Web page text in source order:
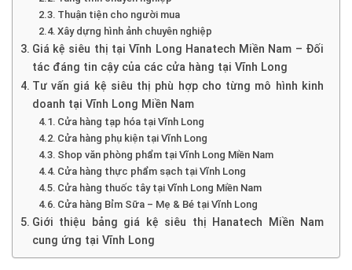
Thuận tiện cho người mua
Xây dựng hình ảnh chuyên nghiệp
Giá kệ siêu thị tại Vĩnh Long Hanatech Miền Nam – Đối
tác đáng tin cậy của các cửa hàng tại Vĩnh Long
Tư vấn giá kệ siêu thị phù hợp cho từng mô hình kinh
doanh tại Vĩnh Long Miền Nam
Cửa hàng tạp hóa tại Vĩnh Long
Cửa hàng phụ kiện tại Vĩnh Long
Shop văn phòng phẩm tại Vĩnh Long Miền Nam
Cửa hàng thực phẩm sạch tại Vĩnh Long
Cửa hàng thuốc tây tại Vĩnh Long Miền Nam
Cửa hàng Bỉm Sữa – Mẹ & Bé tại Vĩnh Long
Giới thiệu bảng giá kệ siêu thị Hanatech Miền Nam
cung ứng tại Vĩnh Long